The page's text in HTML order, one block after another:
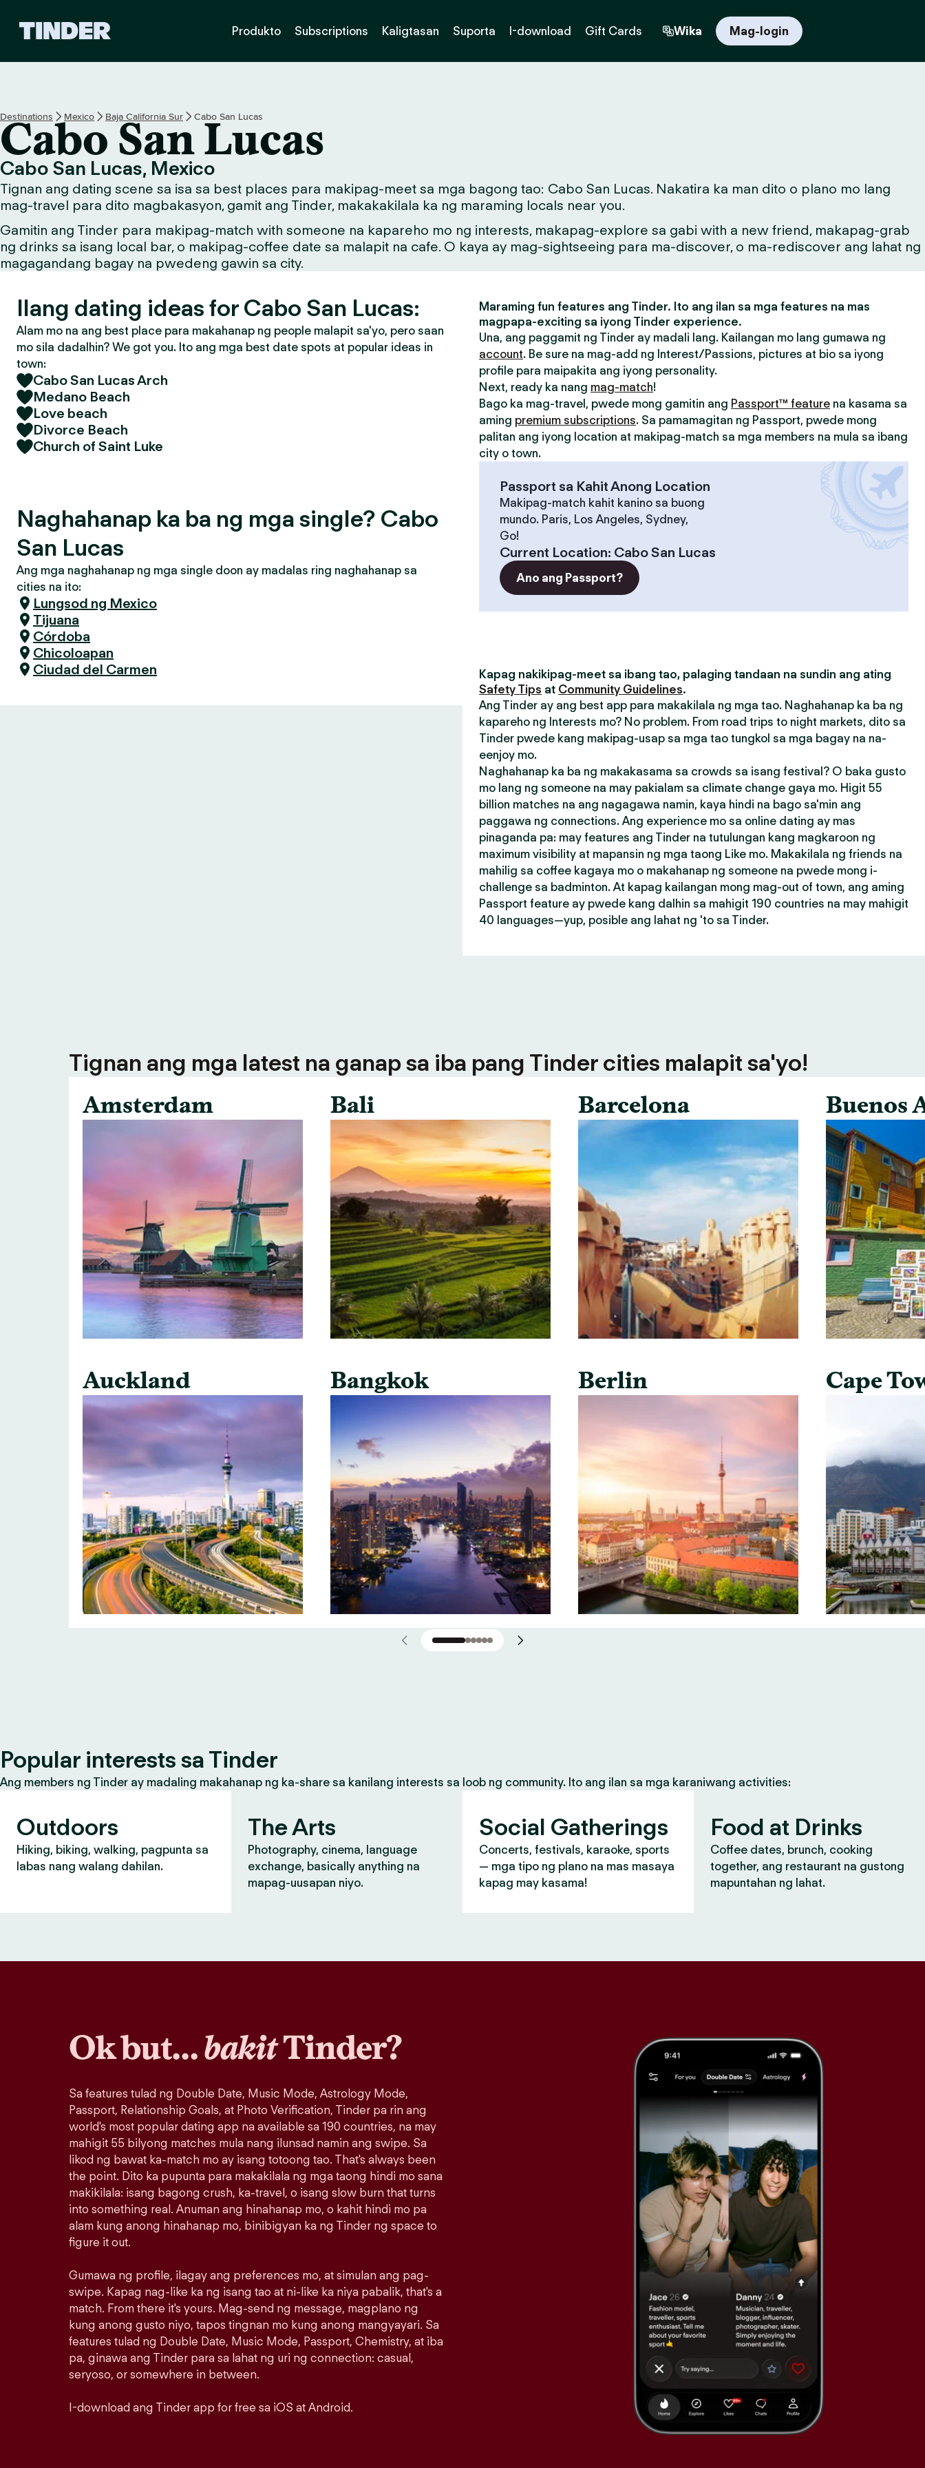
H
o
m
Produkto Subscriptions Kaligtasan Suporta I-download Gift Cards Wika Mag-login
Destinations Mexico Baja California Sur Cabo San Lucas
Cabo San Lucas
Cabo San Lucas, Mexico
Tignan ang dating scene sa isa sa best places para makipag-meet sa mga bagong tao: Cabo San Lucas. Nakatira ka man dito o plano mo lang
mag-travel para dito magbakasyon, gamit ang Tinder, makakakilala ka ng maraming locals near you.
Gamitin ang Tinder para makipag-match with someone na kapareho mo ng interests, makapag-explore sa gabi with a new friend, makapag-grab
ng drinks sa isang local bar, o makipag-coffee date sa malapit na cafe. O kaya ay mag-sightseeing para ma-discover, o ma-rediscover ang lahat ng
magagandang bagay na pwedeng gawin sa city.
Ilang dating ideas for Cabo San Lucas:
Alam mo na ang best place para makahanap ng people malapit sa'yo, pero saan
mo sila dadalhin? We got you. Ito ang mga best date spots at popular ideas in
town:
Cabo San Lucas Arch
Medano Beach
Love beach
Divorce Beach
Church of Saint Luke
Naghahanap ka ba ng mga single? Cabo
San Lucas
Ang mga naghahanap ng mga single doon ay madalas ring naghahanap sa
cities na ito:
Lungsod ng Mexico
Tijuana
Córdoba
Chicoloapan
Ciudad del Carmen
Maraming fun features ang Tinder. Ito ang ilan sa mga features na mas
magpapa-exciting sa iyong Tinder experience.
Una, ang paggamit ng Tinder ay madali lang. Kailangan mo lang gumawa ng
account. Be sure na mag-add ng Interest/Passions, pictures at bio sa iyong
profile para maipakita ang iyong personality.
Next, ready ka nang mag-match!
Bago ka mag-travel, pwede mong gamitin ang Passport™ feature na kasama sa
aming premium subscriptions. Sa pamamagitan ng Passport, pwede mong
palitan ang iyong location at makipag-match sa mga members na mula sa ibang
city o town.
Passport sa Kahit Anong Location
Makipag-match kahit kanino sa buong
mundo. Paris, Los Angeles, Sydney,
Go!
Current Location: Cabo San Lucas
Ano ang Passport?
Kapag nakikipag-meet sa ibang tao, palaging tandaan na sundin ang ating
Safety Tips at Community Guidelines.
Ang Tinder ay ang best app para makakilala ng mga tao. Naghahanap ka ba ng
kapareho ng Interests mo? No problem. From road trips to night markets, dito sa
Tinder pwede kang makipag-usap sa mga tao tungkol sa mga bagay na na-
eenjoy mo.
Naghahanap ka ba ng makakasama sa crowds sa isang festival? O baka gusto
mo lang ng someone na may pakialam sa climate change gaya mo. Higit 55
billion matches na ang nagagawa namin, kaya hindi na bago sa'min ang
paggawa ng connections. Ang experience mo sa online dating ay mas
pinaganda pa: may features ang Tinder na tutulungan kang magkaroon ng
maximum visibility at mapansin ng mga taong Like mo. Makakilala ng friends na
mahilig sa coffee kagaya mo o makahanap ng someone na pwede mong i-
challenge sa badminton. At kapag kailangan mong mag-out of town, ang aming
Passport feature ay pwede kang dalhin sa mahigit 190 countries na may mahigit
40 languages—yup, posible ang lahat ng 'to sa Tinder.
Tignan ang mga latest na ganap sa iba pang Tinder cities malapit sa'yo!
Amsterdam
Auckland
Bali
Bangkok
Barcelona
Berlin
Buenos
Cape
Popular interests sa Tinder
Ang members ng Tinder ay madaling makahanap ng ka-share sa kanilang interests sa loob ng community. Ito ang ilan sa mga karaniwang activities:
Outdoors
Hiking, biking, walking, pagpunta sa
labas nang walang dahilan.
The Arts
Photography, cinema, language
exchange, basically anything na
mapag-uusapan niyo.
Social Gatherings
Concerts, festivals, karaoke, sports
— mga tipo ng plano na mas masaya
kapag may kasama!
Food at Drinks
Coffee dates, brunch, cooking
together, ang restaurant na gustong
mapuntahan ng lahat.
Ok but…bakitTinder?
Sa features tulad ng Double Date, Music Mode, Astrology Mode,
Passport, Relationship Goals, at Photo Verification, Tinder pa rin ang
world's most popular dating app na available sa 190 countries, na may
mahigit 55 bilyong matches mula nang ilunsad namin ang swipe. Sa
likod ng bawat ka-match mo ay isang totoong tao. That's always been
the point. Dito ka pupunta para makakilala ng mga taong hindi mo sana
makikilala: isang bagong crush, ka-travel, o isang slow burn that turns
into something real. Anuman ang hinahanap mo, o kahit hindi mo pa
alam kung anong hinahanap mo, binibigyan ka ng Tinder ng space to
figure it out.
Gumawa ng profile, ilagay ang preferences mo, at simulan ang pag-
swipe. Kapag nag-like ka ng isang tao at ni-like ka niya pabalik, that's a
match. From there it's yours. Mag-send ng message, magplano ng
kung anong gusto niyo, tapos tingnan mo kung anong mangyayari. Sa
features tulad ng Double Date, Music Mode, Passport, Chemistry, at iba
pa, ginawa ang Tinder para sa lahat ng uri ng connection: casual,
seryoso, or somewhere in between.
I-download ang Tinder app for free sa iOS at Android.